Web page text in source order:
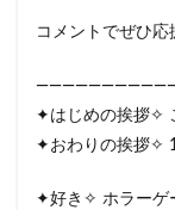
コメントでぜひ応
✦はじめの挨拶✧
✦おわりの挨拶✧
✦好き✧ ホラーゲ